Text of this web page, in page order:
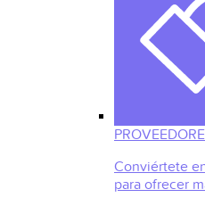
Conviértete
para ofrecer